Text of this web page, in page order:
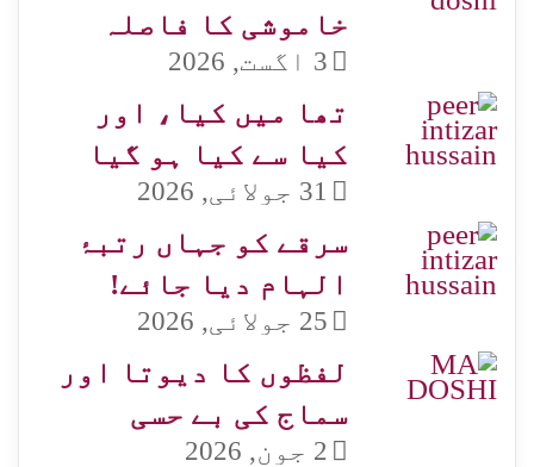
خاموشی کا فاصلہ
3 اگست, 2026
تھا میں کیا، اور
کیا سے کیا ہو گیا
31 جولائی, 2026
سرقے کو جہاں رتبۂ
الہام دیا جائے!
25 جولائی, 2026
لفظوں کا دیوتا اور
سماج کی بے حسی
2 جون, 2026